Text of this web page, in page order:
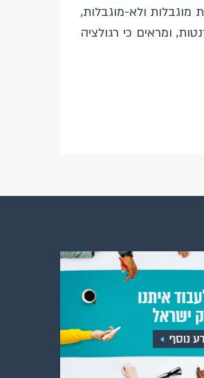
מוגבלות ולא-מוגבלות,
ומראים כי רגולציה